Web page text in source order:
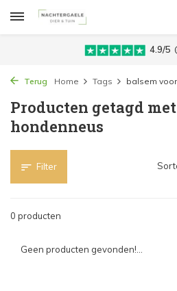
4.9/5
Terug Home Tags balsem
Producten getagd
hondenneus
Filter
0 producten
Geen producten gevonden!...